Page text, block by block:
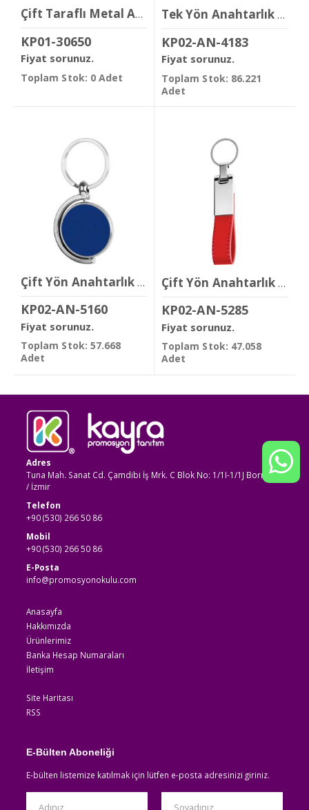
Çift Taraflı Metal Anahtarlık
KP01-30650
Fiyat sorunuz.
Toplam Stok: 0 Adet
Tek Yön Anahtarlık ( 1 x 8,5 cm )
KP02-AN-4183
Fiyat sorunuz.
Toplam Stok: 86.221
Adet
Çift Yön Anahtarlık ( 3,7 x 7 cm )
KP02-AN-5160
Fiyat sorunuz.
Toplam Stok: 57.668
Adet
Çift Yön Anahtarlık ( 1,8 x 11,6 cm )
KP02-AN-5285
Fiyat sorunuz.
Toplam Stok: 47.058
Adet
Adres
Tuna Mah. Sanat Cd. Çamdibi İş Mrk. C Blok No: 1/1I-1/1J Bornova
/ İzmir
Telefon
+90 (530) 266 50 86
Mobil
+90 (530) 266 50 86
E-Posta
info@promosyonokulu.com
Anasayfa
Hakkımızda
Ürünlerimiz
Banka Hesap Numaraları
İletişim
Site Haritası
RSS
E-Bülten Aboneliği
E-bülten listemize katılmak için lütfen e-posta adresinizi giriniz.